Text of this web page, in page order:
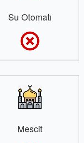
Su Otomatı
Mescit